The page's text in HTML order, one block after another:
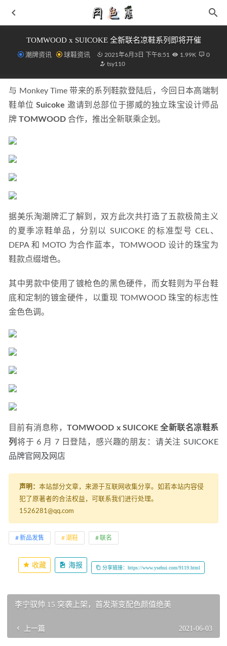
TOMWOOD x SUICOKE 全新联名凉鞋系列即将开催
潮牌资讯 球鞋资讯 2021年6月3日 下午8:51 1.99K
0
tsy110
与 Monkey Time 带来的系列鞋款登陆后，今回日本高端制
鞋单位 Suicoke 邀请到总部位于挪威的独立珠宝设计师品
牌 TOMWOOD 合作，推出全新联乘企划。
据美乐淘潮牌汇了解到，双方此次共打造了五款极简主义
的夏季凉鞋单品，分别以 SUICOKE 的标准型号 CEL、
DEPA 和 MOTO 为合作蓝本，TOMWOOD 设计的珠宝为
鞋款点缀增色。
其中男款中使用了镀枪色的黑色硬件，而女鞋则为平台鞋
底和定制的镀金硬件，以重现 TOMWOOD 珠宝的标志性
金色色调。
目前有消息称，TOMWOOD x SUICOKE 全新联名凉鞋系
列 将于 6 月 7 日登陆，感兴趣的朋友：请关注 SUICOKE
品牌官网及网店
声明： 本站部分文章，来源于互联网收集分享。如若本站内容侵
犯了原著者的合法权益，可联系我们进行处理。
1526281@qq.com
新品发售 潮鞋 联名
收藏 海报 分享链接：https://www.ysehui.com/9119.html
李宁驭帅 15 突袭上架，首发渐变配色颜值绝美
上一篇 2021-06-03
Jordan Brand 致敬系列！全新「To My First Coach」配色官
2021-06-15